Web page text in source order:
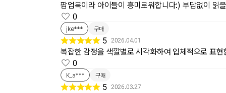
팝업북이라 아이들이 흥미로워합니다:) 부담없이 읽
0
jke*** 구매
5 2026.04.01
복잡한 감정을 색깔별로 시각화하여 입체적으로 표현
0
K_a*** 구매
5 2026.03.27